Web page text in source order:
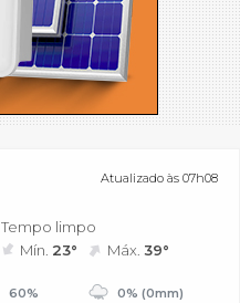
Atualizado às 07h08
Tempo limpo
Mín. 23° Máx.39°
60% 0% (0mm)